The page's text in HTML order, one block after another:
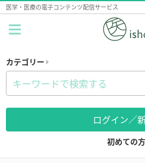
医学・医療の電子コンテンツ配信サービス
カテゴリー
ログイン／
初めての